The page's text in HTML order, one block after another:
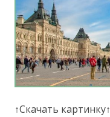
↑Скачать картинку↑